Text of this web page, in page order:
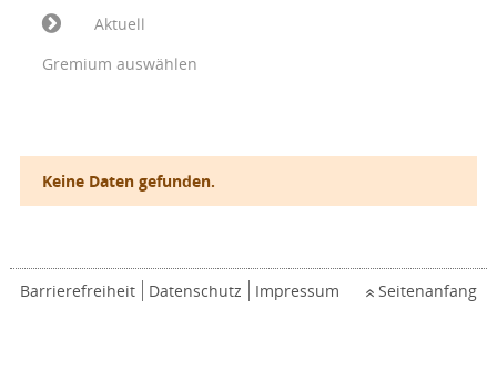
Aktuell
Gremium auswählen
Keine Daten gefunden.
Barrierefreiheit Datenschutz Impressum Seitenanfang